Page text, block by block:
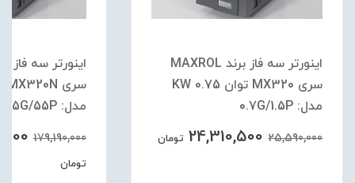
اینورتر سه فاز برند MAXROL
سری MX320 توان 0.75 KW
مدل: 0.7G/1.5P
25,590,000
24,310,500 تومان
مدل: 45G/55P
179,190,000
تومان